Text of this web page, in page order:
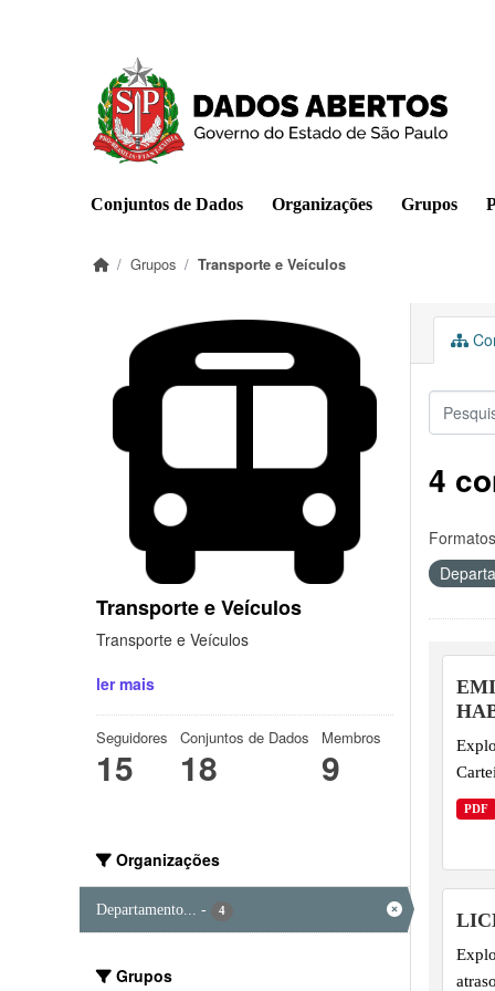
Conjuntos de Dados Organizações Grupos
Grupos Transporte e Veículos
Transporte e Veículos
Transporte e Veículos
ler mais
Seguidores
15
Conjuntos de Dados
18
Membros
9
Organizações
Departamento... - 4
Grupos
4
PDF